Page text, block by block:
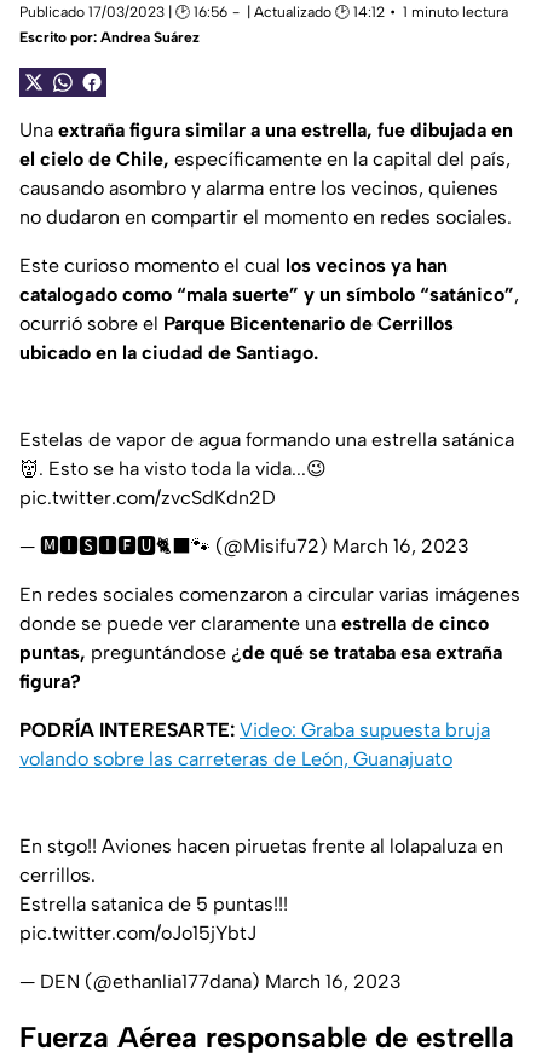
Publicado 17/03/2023 | 🕑 16:56 | Actualizado 🕑 14:12
1 minuto lectura
Escrito por: Andrea Suárez
Una extraña figura similar a una estrella, fue dibujada en
el cielo de Chile, específicamente en la capital del país,
causando asombro y alarma entre los vecinos, quienes
no dudaron en compartir el momento en redes sociales.
Este curioso momento el cual los vecinos ya han
catalogado como “mala suerte” y un símbolo “satánico”,
ocurrió sobre el Parque Bicentenario de Cerrillos
ubicado en la ciudad de Santiago.
Estelas de vapor de agua formando una estrella satánica
👹. Esto se ha visto toda la vida...😉
pic.twitter.com/zvcSdKdn2D
— 🅼🅸🆂🅸🅵🆄🐈‍⬛🐾 (@Misifu72) March 16, 2023
En redes sociales comenzaron a circular varias imágenes
donde se puede ver claramente una estrella de cinco
puntas, preguntándose ¿de qué se trataba esa extraña
figura?
PODRÍA INTERESARTE: Video: Graba supuesta bruja
volando sobre las carreteras de León, Guanajuato
En stgo!! Aviones hacen piruetas frente al lolapaluza en
cerrillos.
Estrella satanica de 5 puntas!!!
pic.twitter.com/oJo15jYbtJ
— DEN (@ethanlia177dana) March 16, 2023
Fuerza Aérea responsable de estrella